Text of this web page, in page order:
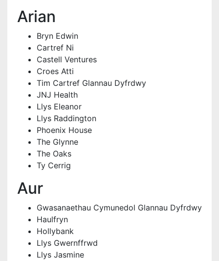
Arian
Bryn Edwin
Cartref Ni
Castell Ventures
Croes Atti
Tim Cartref Glannau Dyfrdwy
JNJ Health
Llys Eleanor
Llys Raddington
Phoenix House
The Glynne
The Oaks
Ty Cerrig
Aur
Gwasanaethau Cymunedol Glannau Dyfrdwy
Haulfryn
Hollybank
Llys Gwernffrwd
Llys Jasmine